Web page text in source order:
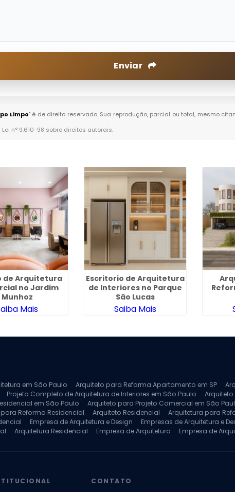
Enviar
Limpo" é de direito reservado. Sua reprodução, parcial ou total, mesmo
Lei n° 9.610-98 sobre direitos autorais.
de Arquitetura
no Jardim
Munhoz
Mais
Escritorio de Arquitetura
de Interiores no Parque
São Lucas
Saiba Mais
em São Paulo Arquiteto para Reforma Apartamento em SP
Projeto Completo de Arquitetura de Interiores em São Paulo
Arquiteto
em São Paulo Arquiteto para Projeto Comercial em São
Reforma Residencial Arquiteto Residencial Arquitetura para
Empresa de Arquitetura e Design Empresas de Arquitetura e
Arquitetura Residencial Empresa de Arquitetura Empresa de
CONTATO